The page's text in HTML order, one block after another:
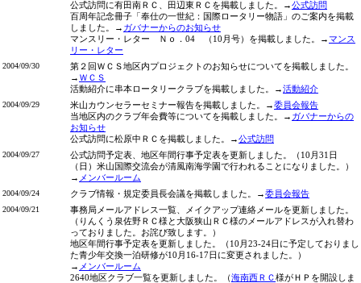
公式訪問に有田南ＲＣ、田辺東ＲＣを掲載しました。→公式訪問
百周年記念冊子「奉仕の一世紀：国際ロータリー物語」のご案内を掲載
しました。→ ガバナーからのお知らせ
マンスリー・レター Ｎｏ．04 （10月号）を掲載しました。→マンス
リー・レター
2004/09/30
第２回ＷＣＳ地区内プロジェクトのお知らせについてを掲載しました。
→ ＷＣＳ
活動紹介に串本ロータリークラブを掲載しました。→活動紹介
2004/09/29 米山カウンセラーセミナー報告を掲載しました。→委員会報告
当地区内のクラブ年会費等についてを掲載しました。→ ガバナーからの
お知らせ
公式訪問に松原中ＲＣを掲載しました。→公式訪問
2004/09/27
公式訪問予定表、地区年間行事予定表を更新しました。（10月31日
（日）米山国際交流会が清風南海学園で行われることになりました。）
→ メンバールーム
2004/09/24 クラブ情報・規定委員長会議を掲載しました。→委員会報告
2004/09/21
事務局メールアドレス一覧、メイクアップ連絡メールを更新しました。
（りんくう泉佐野ＲＣ様と大阪狭山ＲＣ様のメールアドレスが入れ替わ
っておりました。お詫び致します。）
地区年間行事予定表を更新しました。（10月23-24日に予定しておりまし
た青少年交換一泊研修が10月16-17日に変更されました。）
→ メンバールーム
2640地区クラブ一覧を更新しました。（海南西ＲＣ様がＨＰを開設しま